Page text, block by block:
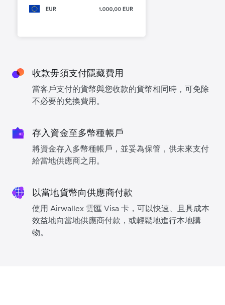
收款毋須支付隱藏費用
當客戶支付的貨幣與您收款的貨幣相同時，可免除
不必要的兌換費用。
存入資金至多幣種帳戶
將資金存入多幣種帳戶，並妥為保管，供未來支付
給當地供應商之用。
以當地貨幣向供應商付款
使用 Airwallex 雲匯 Visa 卡，可以快速、且具成本
效益地向當地供應商付款，或輕鬆地進行本地購
物。